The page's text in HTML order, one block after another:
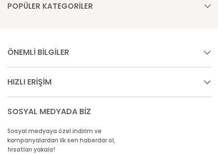
POPÜLER KATEGORİLER
ÖNEMLİ BİLGİLER
HIZLI ERİŞİM
SOSYAL MEDYADA BİZ
Sosyal medyaya özel indirim ve
kampanyalardan ilk sen haberdar ol,
fırsatları yakala!